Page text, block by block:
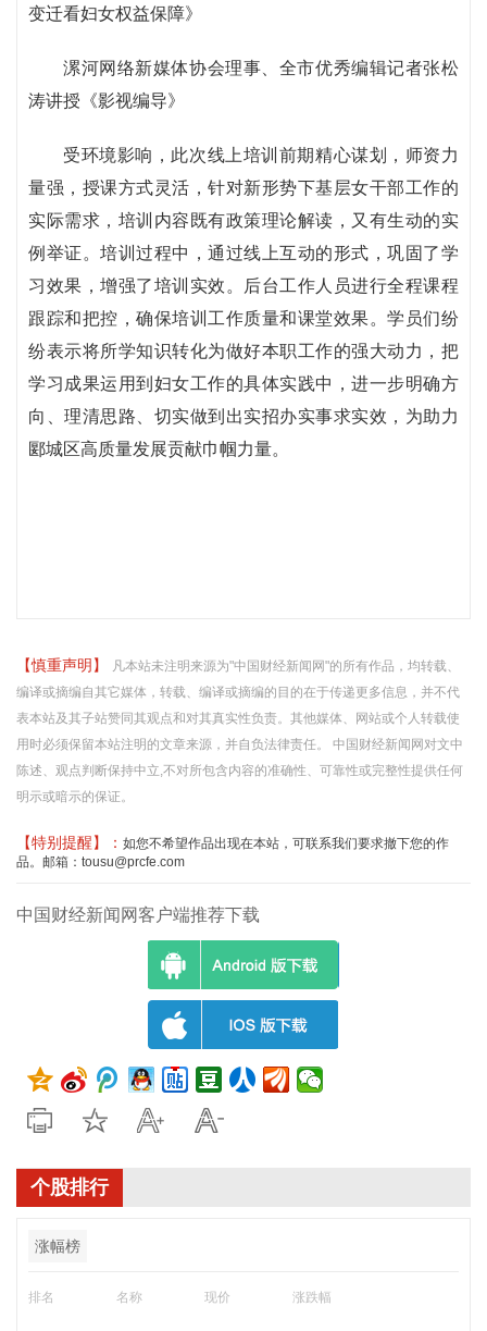
变迁看妇女权益保障》
漯河网络新媒体协会理事、全市优秀编辑记者张松
涛讲授《影视编导》
受环境影响，此次线上培训前期精心谋划，师资力
量强，授课方式灵活，针对新形势下基层女干部工作的
实际需求，培训内容既有政策理论解读，又有生动的实
例举证。培训过程中，通过线上互动的形式，巩固了学
习效果，增强了培训实效。后台工作人员进行全程课程
跟踪和把控，确保培训工作质量和课堂效果。学员们纷
纷表示将所学知识转化为做好本职工作的强大动力，把
学习成果运用到妇女工作的具体实践中，进一步明确方
向、理清思路、切实做到出实招办实事求实效，为助力
郾城区高质量发展贡献巾帼力量。
【慎重声明】
凡本站未注明来源为"中国财经新闻网"的所有作品，均转载、
编译或摘编自其它媒体，转载、编译或摘编的目的在于传递更多信息，并不代
表本站及其子站赞同其观点和对其真实性负责。其他媒体、网站或个人转载使
用时必须保留本站注明的文章来源，并自负法律责任。 中国财经新闻网对文中
陈述、观点判断保持中立,不对所包含内容的准确性、可靠性或完整性提供任何
明示或暗示的保证。
【特别提醒】： 如您不希望作品出现在本站，可联系我们要求撤下您的作
品。邮箱：tousu@prcfe.com
中国财经新闻网客户端推荐下载
个股排行
涨幅榜
排名 名称 现价 涨跌幅